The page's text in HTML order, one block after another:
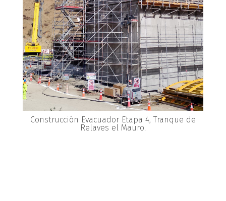
Construcción Evacuador Etapa 4, Tranque de
Relaves el Mauro.